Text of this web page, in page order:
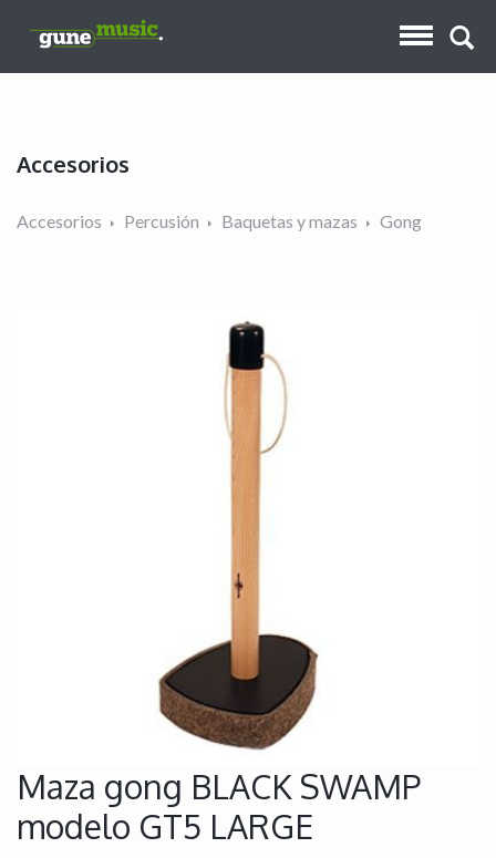
Accesorios
Accesorios Percusión Baquetas y mazas Gong
Maza gong BLACK SWAMP
modelo GT5 LARGE